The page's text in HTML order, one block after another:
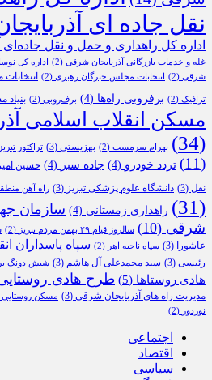
نقل جاده ای
اداره کل راهداری و حمل و نقل
غله و خدمات بازرگانی آذربایجان شرقی (2)
اداره کل
شرقی (2) انتخابات مجلس خبرگان رهبری (2)
ترافیک (2) برفروبی راه‌ها (4) برف‌روبی (2) بنیاد
مسکن انقلاب اسلامی
(34)
بهرام سرمست (2) بهزیستی (3) تراکتور تبریز
(11)
تردد خودرو (4) جاده سبز (4) حسین
نقل (3) دانشگاه علوم پزشکی تبریز (3) راه آهن
(31)
راهداری زمستانی (4)
سازمان
شرقی (10) سالروز قیام ۲۹ بهمن مردم تبریز (2)
عاشورا
(3) سپاه ناحیه اهر (2) سپاه پاسداران
رئیسی (3) سید محمدعلی آل هاشم (3) شیش دونگ
هادی روستاها (5) طرح هادی
مدیریت راه های آذربایجان شرقی (3) مسکن روستایی
نوردوز (2)
اجتماعی
اقتصاد
سیاسی